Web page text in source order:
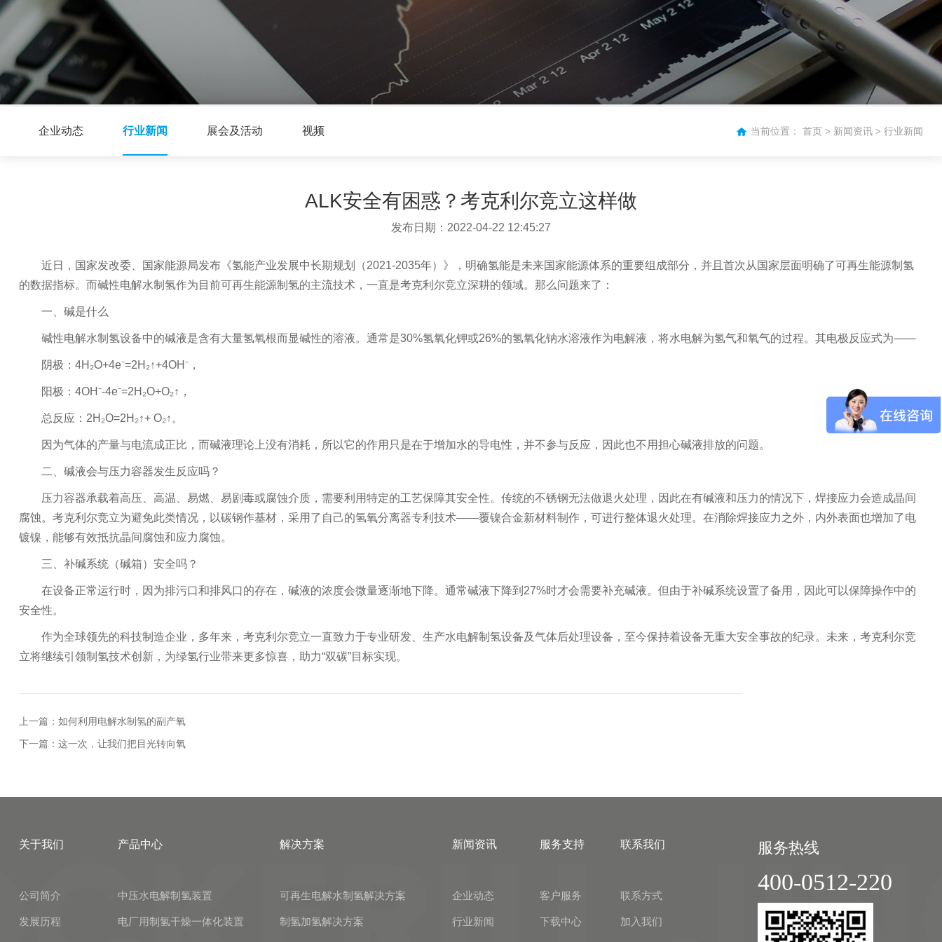
企业动态 行业新闻 展会及活动 视频 当前位置： 首页 > 新闻资讯 >行业新闻
ALK安全有困惑？考克利尔竞立这样做
发布日期：2022-04-22 12:45:27
近日，国家发改委、国家能源局发布《氢能产业发展中长期规划（2021-2035年）》，明确氢能是未来国家能源体系的重要组成部分，并且首次从国家层面明确了可再生能源制氢
的数据指标。而碱性电解水制氢作为目前可再生能源制氢的主流技术，一直是考克利尔竞立深耕的领域。那么问题来了：
一、碱是什么
碱性电解水制氢设备中的碱液是含有大量氢氧根而显碱性的溶液。通常是30%氢氧化钾或26%的氢氧化钠水溶液作为电解液，将水电解为氢气和氧气的过程。其电极反应式为——
阴极：4H₂O+4e⁻=2H₂↑+4OH⁻，
阳极：4OH⁻-4e⁻=2H₂O+O₂↑，
总反应：2H₂O=2H₂↑+ O₂↑。
因为气体的产量与电流成正比，而碱液理论上没有消耗，所以它的作用只是在于增加水的导电性，并不参与反应，因此也不用担心碱液排放的问题。
二、碱液会与压力容器发生反应吗？
压力容器承载着高压、高温、易燃、易剧毒或腐蚀介质，需要利用特定的工艺保障其安全性。传统的不锈钢无法做退火处理，因此在有碱液和压力的情况下，焊接应力会造成晶间
腐蚀。考克利尔竞立为避免此类情况，以碳钢作基材，采用了自己的氢氧分离器专利技术——覆镍合金新材料制作，可进行整体退火处理。在消除焊接应力之外，内外表面也增加了电
镀镍，能够有效抵抗晶间腐蚀和应力腐蚀。
三、补碱系统（碱箱）安全吗？
在设备正常运行时，因为排污口和排风口的存在，碱液的浓度会微量逐渐地下降。通常碱液下降到27%时才会需要补充碱液。但由于补碱系统设置了备用，因此可以保障操作中的
安全性。
作为全球领先的科技制造企业，多年来，考克利尔竞立一直致力于专业研发、生产水电解制氢设备及气体后处理设备，至今保持着设备无重大安全事故的纪录。未来，考克利尔竞
立将继续引领制氢技术创新，为绿氢行业带来更多惊喜，助力“双碳”目标实现。
上一篇：如何利用电解水制氢的副产氧
下一篇：这一次，让我们把目光转向氧
关于我们
公司简介
发展历程
产品中心
中压水电解制氢装置
电厂用制氢干燥一体化装置
解决方案
可再生电解水制氢解决方案
制氢加氢解决方案
新闻资讯
企业动态
行业新闻
服务支持
客户服务
下载中心
联系我们
联系方式
加入我们
服务热线
400-0512-220